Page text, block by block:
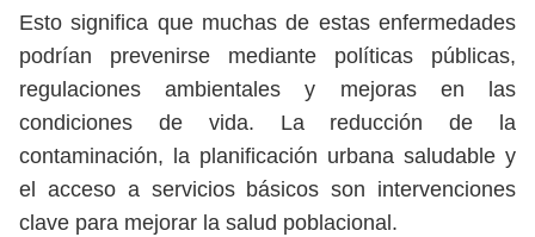
Esto significa que muchas de estas enfermedades
podrían prevenirse mediante políticas públicas,
regulaciones ambientales y mejoras en las
condiciones de vida. La reducción de la
contaminación, la planificación urbana saludable y
el acceso a servicios básicos son intervenciones
clave para mejorar la salud poblacional.